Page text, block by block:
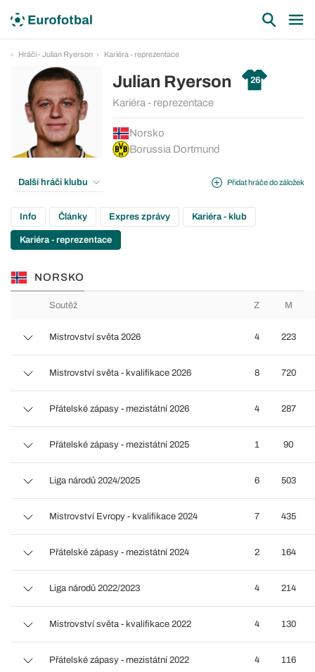
Hráči - Julian Ryerson Kariéra - reprezentace
Julian Ryerson 26
Kariéra - reprezentace
Norsko
Borussia Dortmund
Přidat hráče do záložek
Další hráči klubu
Info Články Expres zprávy Kariéra - klub
Kariéra - reprezentace
NORSKO
Soutěž Z M
Mistrovství světa 2026 4 223
Mistrovství světa - kvalifikace 2026 8 720
Přátelské zápasy - mezistátní 2026 4 287
Přátelské zápasy - mezistátní 2025 1 90
Liga národů 2024/2025 6 503
Mistrovství Evropy - kvalifikace 2024 7 435
Přátelské zápasy - mezistátní 2024 2 164
Liga národů 2022/2023 4 214
Mistrovství světa - kvalifikace 2022 4 130
Přátelské zápasy - mezistátní 2022 4 116